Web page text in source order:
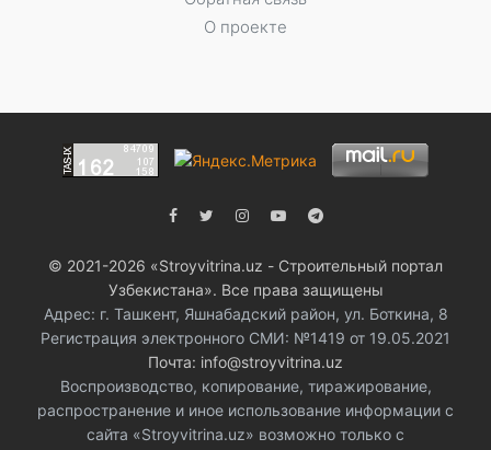
О проекте
© 2021-2026 «Stroyvitrina.uz - Строительный портал
Узбекистана». Все права защищены
Адрес: г. Ташкент, Яшнабадский район, ул. Боткина, 8
Регистрация электронного СМИ: №1419 от 19.05.2021
Почта: info@stroyvitrina.uz
Воспроизводство, копирование, тиражирование,
распространение и иное использование информации с
сайта «Stroyvitrina.uz» возможно только с